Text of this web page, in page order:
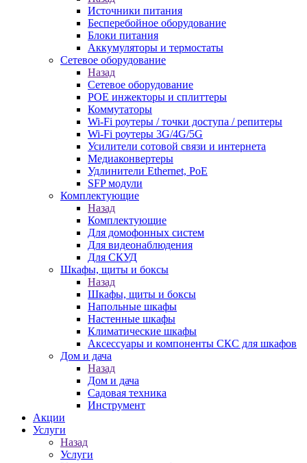
Источники питания
Бесперебойное оборудование
Блоки питания
Аккумуляторы и термостаты
Сетевое оборудование
Назад
Сетевое оборудование
POE инжекторы и сплиттеры
Коммутаторы
Wi-Fi роутеры / точки доступа / репитеры
Wi-Fi роутеры 3G/4G/5G
Усилители сотовой связи и интернета
Медиаконвертеры
Удлинители Ethernet, PoE
SFP модули
Комплектующие
Назад
Комплектующие
Для домофонных систем
Для видеонаблюдения
Для СКУД
Шкафы, щиты и боксы
Назад
Шкафы, щиты и боксы
Напольные шкафы
Настенные шкафы
Климатические шкафы
Аксессуары и компоненты СКС для шкафов
Дом и дача
Назад
Дом и дача
Садовая техника
Инструмент
Акции
Услуги
Назад
Услуги